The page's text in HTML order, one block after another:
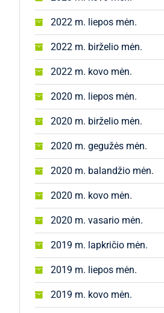
2022 m. liepos mėn.
2022 m. birželio mėn.
2022 m. kovo mėn.
2020 m. liepos mėn.
2020 m. birželio mėn.
2020 m. gegužės mėn.
2020 m. balandžio mėn.
2020 m. kovo mėn.
2020 m. vasario mėn.
2019 m. lapkričio mėn.
2019 m. liepos mėn.
2019 m. kovo mėn.